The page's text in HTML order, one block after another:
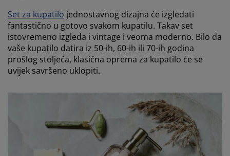
Set za kupatilo jednostavnog dizajna će izgledati
fantastično u gotovo svakom kupatilu. Takav set
istovremeno izgleda i vintage i veoma moderno. Bilo da
vaše kupatilo datira iz 50-ih, 60-ih ili 70-ih godina
prošlog stoljeća, klasična oprema za kupatilo će se
uvijek savršeno uklopiti.